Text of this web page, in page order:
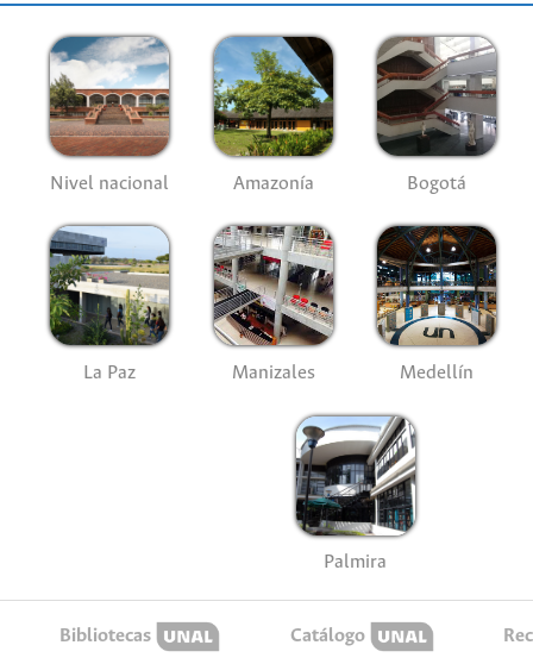
Nivel nacional Amazonía Bogotá
La Paz Manizales Medellín
Palmira
Bibliotecas Catálogo